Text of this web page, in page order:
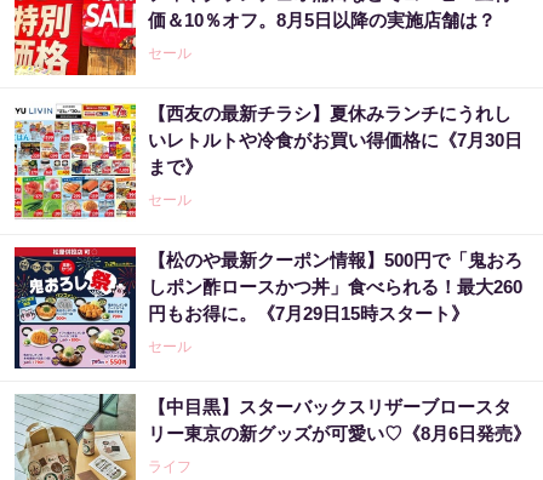
価＆10％オフ。8月5日以降の実施店舗は？
セール
【西友の最新チラシ】夏休みランチにうれし
いレトルトや冷食がお買い得価格に《7月30日
まで》
セール
【松のや最新クーポン情報】500円で「鬼おろ
しポン酢ロースかつ丼」食べられる！最大260
円もお得に。《7月29日15時スタート》
セール
【中目黒】スターバックスリザーブロースタ
リー東京の新グッズが可愛い♡《8月6日発売》
ライフ